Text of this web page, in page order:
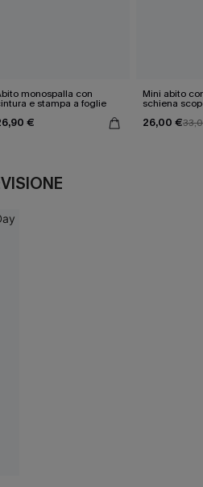
monospalla con
e stampa a foglie
€
Mini abito
schiena
26,00 €